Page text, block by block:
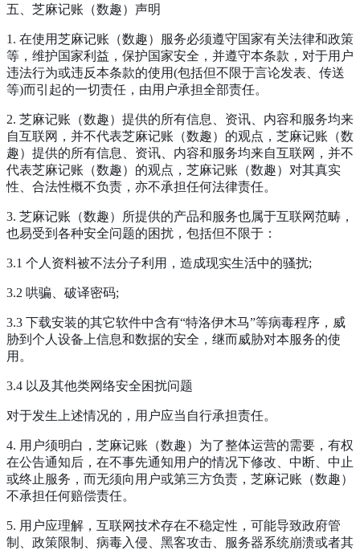
五、芝麻记账（数趣）声明
1. 在使用芝麻记账（数趣）服务必须遵守国家有关法律和政策
等，维护国家利益，保护国家安全，并遵守本条款，对于用户
违法行为或违反本条款的使用(包括但不限于言论发表、传送
等)而引起的一切责任，由用户承担全部责任。
2. 芝麻记账（数趣）提供的所有信息、资讯、内容和服务均来
自互联网，并不代表芝麻记账（数趣）的观点，芝麻记账（数
趣）提供的所有信息、资讯、内容和服务均来自互联网，并不
代表芝麻记账（数趣）的观点，芝麻记账（数趣）对其真实
性、合法性概不负责，亦不承担任何法律责任。
3. 芝麻记账（数趣）所提供的产品和服务也属于互联网范畴，
也易受到各种安全问题的困扰，包括但不限于：
3.1 个人资料被不法分子利用，造成现实生活中的骚扰;
3.2 哄骗、破译密码;
3.3 下载安装的其它软件中含有“特洛伊木马”等病毒程序，威
胁到个人设备上信息和数据的安全，继而威胁对本服务的使
用。
3.4 以及其他类网络安全困扰问题
对于发生上述情况的，用户应当自行承担责任。
4. 用户须明白，芝麻记账（数趣）为了整体运营的需要，有权
在公告通知后，在不事先通知用户的情况下修改、中断、中止
或终止服务，而无须向用户或第三方负责，芝麻记账（数趣）
不承担任何赔偿责任。
5. 用户应理解，互联网技术存在不稳定性，可能导致政府管
制、政策限制、病毒入侵、黑客攻击、服务器系统崩溃或者其